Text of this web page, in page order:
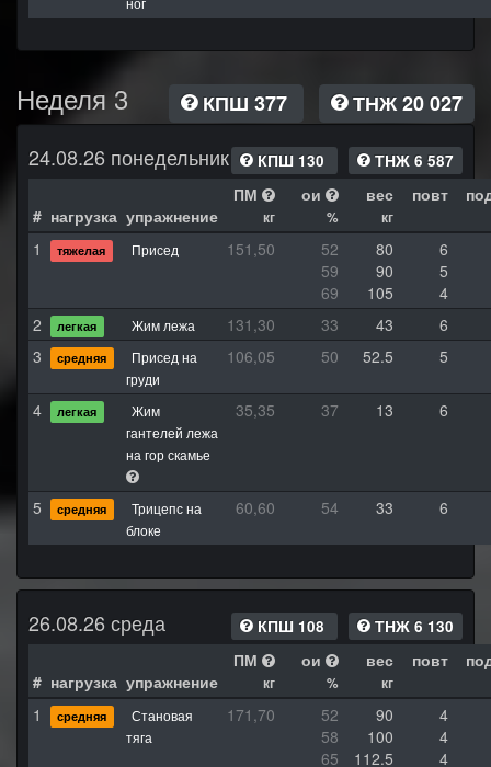
Неделя 3 КПШ 377
ТНЖ 20 027
24.08.26 понедельник
КПШ 130 ТНЖ 6 587
# нагрузка упражнение
ПМ
кг
ои
%
вес
кг
повт
1 тяжелая Присед 151,50 52 80
6
59
90
5
69
105
4
2
легкая Жим лежа 131,30 33 43
6
3
средняя
Присед на
груди
106,05 50 52.5 5
4 легкая
Жим
гантелей лежа
на гор скамье
35,35 37 13 6
5 средняя
Трицепс на
блоке
60,60 54 33 6
26.08.26 среда КПШ 108 ТНЖ 6 130
# нагрузка упражнение
ПМ
кг
ои
%
вес
кг
повт
1 средняя
Становая
тяга
171,70 52 90
4
58
100
4
65
112.5
4